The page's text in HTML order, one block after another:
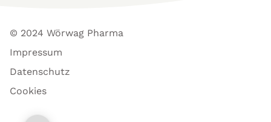
© 2024 Wörwag Pharma
Impressum
Datenschutz
Cookies